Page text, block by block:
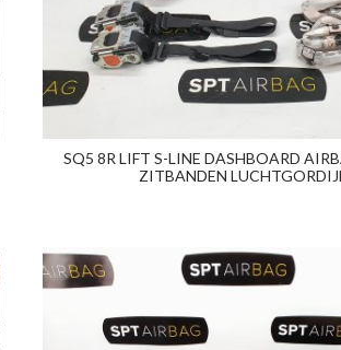
SQ5 8R LIFT S-LINE DASHBOARD
ZITBANDEN